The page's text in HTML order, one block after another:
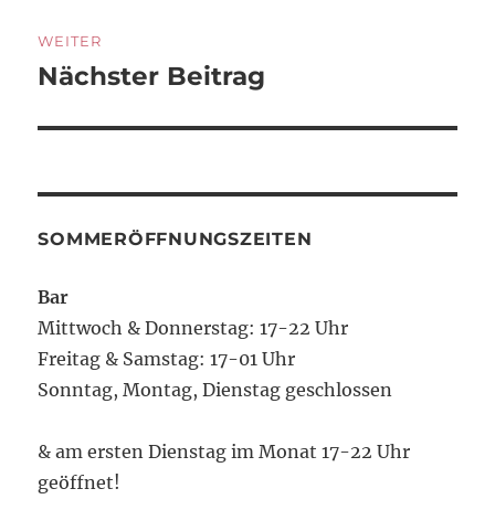
WEITER
Nächster
Nächster Beitrag
SOMMERÖFFNUNGSZEITEN
Bar
Mittwoch & Donnerstag: 17-22 Uhr
Freitag & Samstag: 17-01 Uhr
Sonntag, Montag, Dienstag geschlossen
& am ersten Dienstag im Monat 17-22 Uhr
geöffnet!